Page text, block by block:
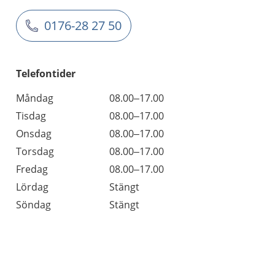
0176-28 27 50
Telefontider
Måndag
08.00–17.00
Tisdag
08.00–17.00
Onsdag
08.00–17.00
Torsdag
08.00–17.00
Fredag
08.00–17.00
Lördag
Stängt
Söndag
Stängt